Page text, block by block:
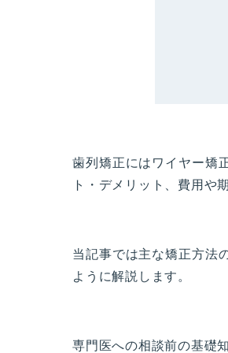
歯列矯正にはワイヤー矯
ト・デメリット、費用や
当記事では主な矯正方法
ように解説します。
専門医への相談前の基礎